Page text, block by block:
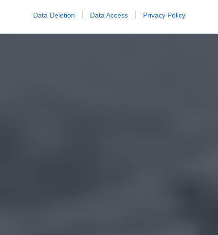
Data Deletion Data Access Privacy Policy